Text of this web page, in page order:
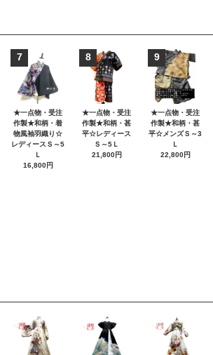
7
★一点物・受注
作製★和柄・着
物風袖羽織り☆
レディースＳ～5
Ｌ
16,800円
8
★一点物・受注
作製★和柄・甚
平☆レディース
Ｓ～5Ｌ
21,800円
9
★一点物・受注
作製★和柄・甚
平☆メンズＳ～3
Ｌ
22,800円